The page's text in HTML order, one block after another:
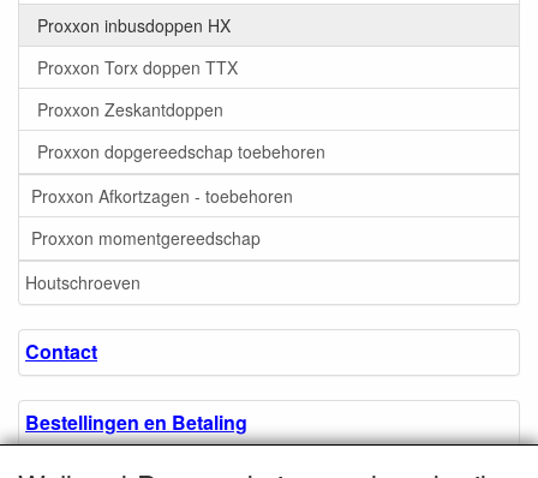
Proxxon inbusdoppen HX
Proxxon Torx doppen TTX
Proxxon Zeskantdoppen
Proxxon dopgereedschap toebehoren
Proxxon Afkortzagen - toebehoren
Proxxon momentgereedschap
Houtschroeven
Contact
Bestellingen en Betaling